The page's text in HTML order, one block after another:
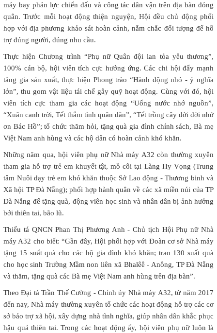
máy bay phản lực chiến đấu và công tác dân vận trên địa bàn đóng
quân. Trước mỗi hoạt động thiện nguyện, Hội đều chủ động phối
hợp với địa phương khảo sát hoàn cảnh, nắm chắc đối tượng để hỗ
trợ đúng người, đúng nhu cầu.
Thực hiện Chương trình “Phụ nữ Quân đội lan tỏa yêu thương”,
100% cán bộ, hội viên tích cực hưởng ứng. Các chi hội đẩy mạnh
tăng gia sản xuất, thực hiện Phong trào “Hành động nhỏ - ý nghĩa
lớn”, thu gom vật liệu tái chế gây quỹ hoạt động. Cùng với đó, hội
viên tích cực tham gia các hoạt động “Uống nước nhớ nguồn”,
“Xuân canh trời, Tết thắm tình quân dân”, “Tết trồng cây đời đời nhớ
ơn Bác Hồ”; tổ chức thăm hỏi, tặng quà gia đình chính sách, Bà mẹ
Việt Nam anh hùng và các hộ dân có hoàn cảnh khó khăn.
Những năm qua, hội viên phụ nữ Nhà máy A32 còn thường xuyên
tham gia hỗ trợ trẻ em khuyết tật, mồ côi tại Làng Hy Vọng (Trung
tâm Nuôi dạy trẻ em khó khăn thuộc Sở Lao động - Thương binh và
Xã hội TP Đà Nẵng); phối hợp hành quân về các xã miền núi của TP
Đà Nẵng để tặng quà, động viên học sinh và nhân dân bị ảnh hưởng
bởi thiên tai, bão lũ.
Thiếu tá QNCN Phan Thị Phương Anh - Chủ tịch Hội Phụ nữ Nhà
máy A32 cho biết: “Gần đây, Hội phối hợp với Đoàn cơ sở Nhà máy
tặng 15 suất quà cho các hộ gia đình khó khăn; trao 130 suất quà
cho học sinh Trường Mầm non liên xã Bhalêê - Anông, TP Đà Nẵng
và thăm, tặng quà các Bà mẹ Việt Nam anh hùng trên địa bàn”.
Theo Đại tá Trần Thế Cường - Chính ủy Nhà máy A32, từ năm 2017
đến nay, Nhà máy thường xuyên tổ chức các hoạt động hỗ trợ các cơ
sở bảo trợ xã hội, xây dựng nhà tình nghĩa, giúp nhân dân khắc phục
hậu quả thiên tai. Trong các hoạt động ấy, hội viên phụ nữ luôn là